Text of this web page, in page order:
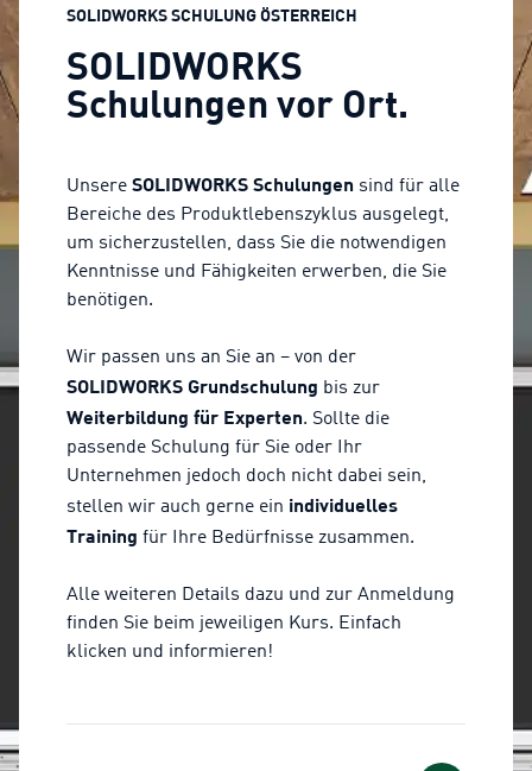
SOLIDWORKS SCHULUNG ÖSTERREICH
SOLIDWORKS
Schulungen vor Ort.
Unsere SOLIDWORKS Schulungen sind für alle
Bereiche des Produktlebenszyklus ausgelegt,
um sicherzustellen, dass Sie die notwendigen
Kenntnisse und Fähigkeiten erwerben, die Sie
benötigen.
Wir passen uns an Sie an – von der
SOLIDWORKS Grundschulung bis zur
Weiterbildung für Experten. Sollte die
passende Schulung für Sie oder Ihr
Unternehmen jedoch doch nicht dabei sein,
stellen wir auch gerne ein individuelles
Training für Ihre Bedürfnisse zusammen.
Alle weiteren Details dazu und zur Anmeldung
finden Sie beim jeweiligen Kurs. Einfach
klicken und informieren!